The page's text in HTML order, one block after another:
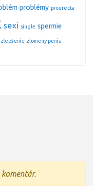
problémy proerecta
sexi single spermie
zlepšenie zlomený penis